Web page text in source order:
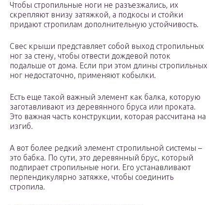
Чтобы стропильные ноги не разъезжались, их
скрепляют внизу затяжкой, а подкосы и стойки
придают стропилам дополнительную устойчивость.
Свес крыши представляет собой выход стропильных
ног за стену, чтобы отвести дождевой поток
подальше от дома. Если при этом длины стропильных
ног недостаточно, применяют кобылки.
Есть еще такой важный элемент как балка, которую
заготавливают из деревянного бруса или проката.
Это важная часть конструкции, которая рассчитана на
изгиб.
А вот более редкий элемент стропильной системы –
это бабка. По сути, это деревянный брус, который
подпирает стропильные ноги. Его устанавливают
перпендикулярно затяжке, чтобы соединить
стропила.